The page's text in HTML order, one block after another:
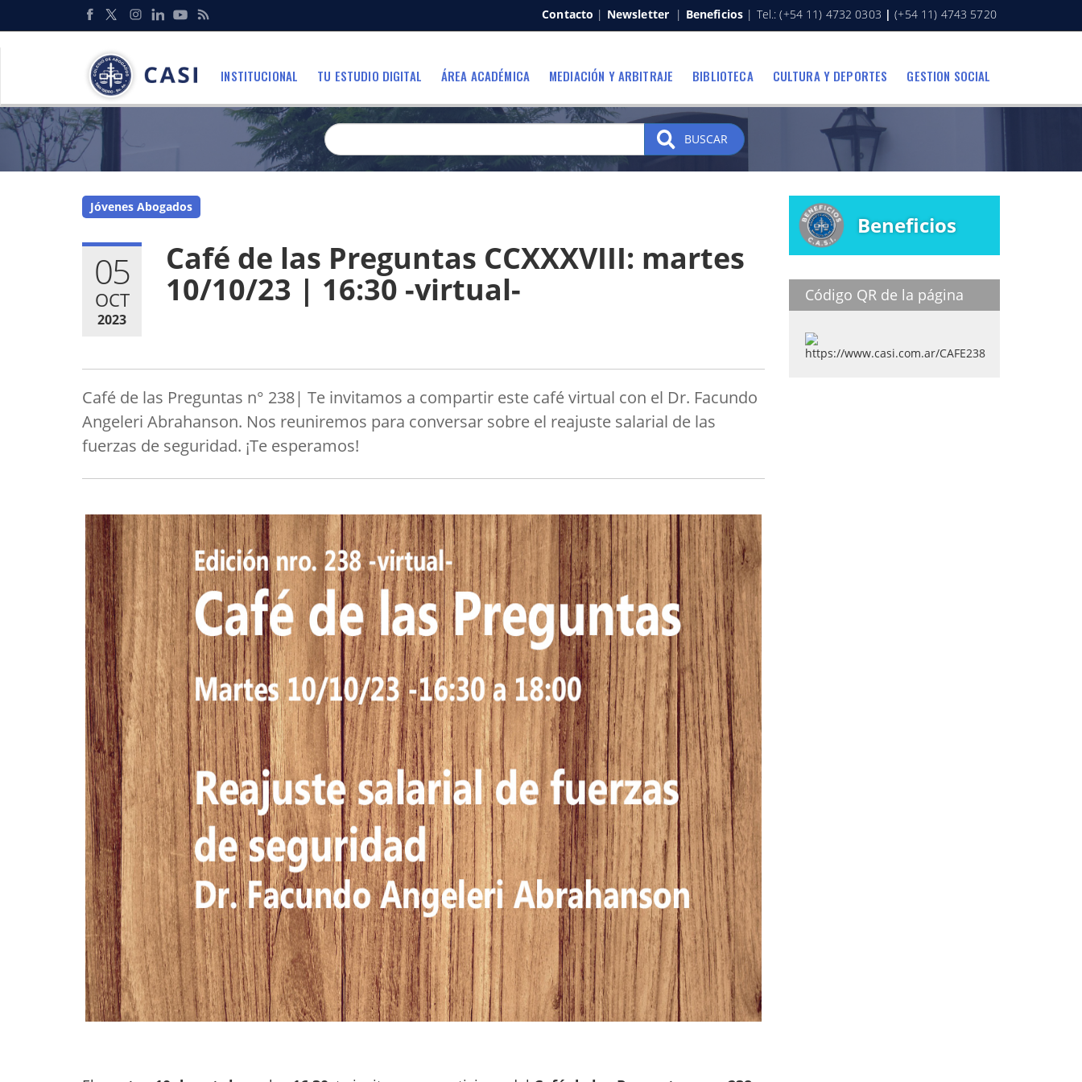
Redes
Sociales
Menu
Contacto | Newsletter | Beneficios | Tel.: (+54 11) 4732 0303 | (+54 11) 4743 5720
INSTITUCIONAL TU ESTUDIO DIGITAL ÁREA ACADÉMICA MEDIACIÓN Y ARBITRAJE BIBLIOTECA CULTURA Y DEPORTES GESTION SOCIAL
BUSCAR
Jóvenes Abogados
05
OCT
2023
Café de las Preguntas CCXXXVIII: martes
10/10/23 | 16:30 -virtual-
Café de las Preguntas n° 238| Te invitamos a compartir este café virtual con el Dr. Facundo
Angeleri Abrahanson. Nos reuniremos para conversar sobre el reajuste salarial de las
fuerzas de seguridad. ¡Te esperamos!
Beneficios
Código QR de la página